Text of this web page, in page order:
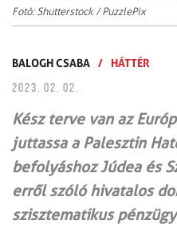
Fotó: Shutterstock / PuzzlePix
BALOGH CSABA / HÁTTÉR
2023. 02. 02.
Kész terve van az
juttassa a Palesztin
befolyáshoz Júdea és
erről szóló hivatalos
szisztematikus